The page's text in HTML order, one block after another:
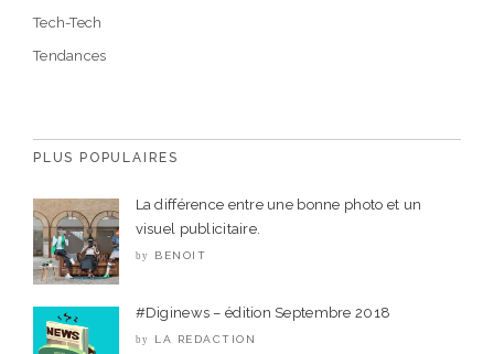
Tech-Tech
Tendances
PLUS POPULAIRES
La différence entre une bonne photo et un
visuel publicitaire.
by BENOIT
#Diginews – édition Septembre 2018
by LA REDACTION